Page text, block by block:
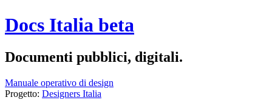
Docs Italia beta
Documenti pubblici, digitali.
Manuale operativo di design
Progetto: Designers Italia